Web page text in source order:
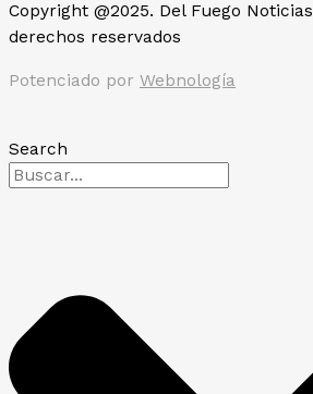
Copyright @2025. Del Fuego
derechos reservados
Potenciado por Webnología
Search